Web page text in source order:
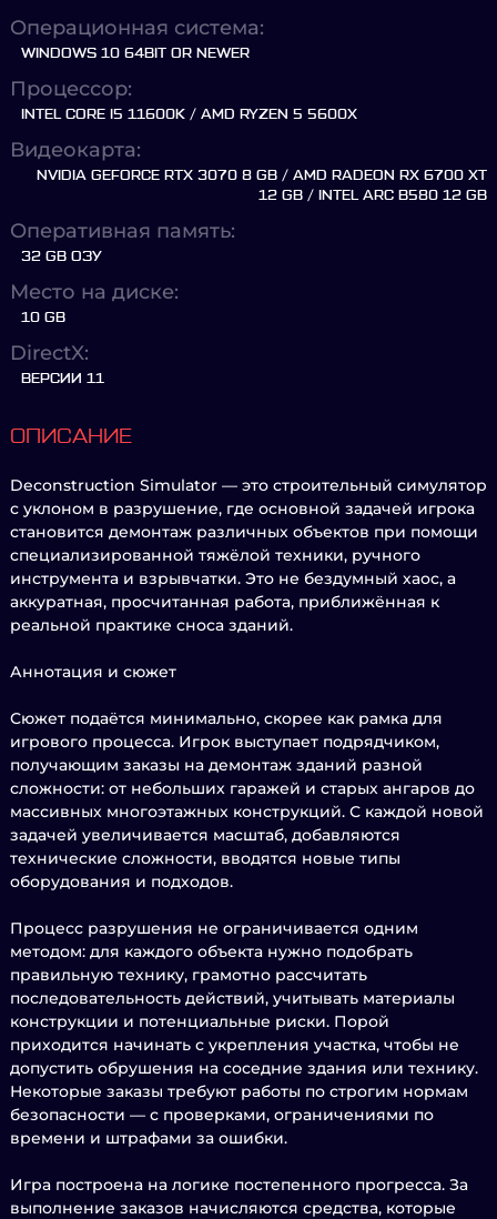
Операционная система:
WINDOWS 10 64BIT OR NEWER
Процессор:
INTEL CORE I5 11600K / AMD RYZEN 5 5600X
Видеокарта:
NVIDIA GEFORCE RTX 3070 8 GB / AMD RADEON RX 6700 XT
12 GB / INTEL ARC B580 12 GB
Оперативная память:
32 GB ОЗУ
Место на диске:
10 GB
DirectX:
ВЕРСИИ 11
ОПИСАНИЕ
Deconstruction Simulator — это строительный симулятор
с уклоном в разрушение, где основной задачей игрока
становится демонтаж различных объектов при помощи
специализированной тяжёлой техники, ручного
инструмента и взрывчатки. Это не бездумный хаос, а
аккуратная, просчитанная работа, приближённая к
реальной практике сноса зданий.
Аннотация и сюжет
Сюжет подаётся минимально, скорее как рамка для
игрового процесса. Игрок выступает подрядчиком,
получающим заказы на демонтаж зданий разной
сложности: от небольших гаражей и старых ангаров до
массивных многоэтажных конструкций. С каждой новой
задачей увеличивается масштаб, добавляются
технические сложности, вводятся новые типы
оборудования и подходов.
Процесс разрушения не ограничивается одним
методом: для каждого объекта нужно подобрать
правильную технику, грамотно рассчитать
последовательность действий, учитывать материалы
конструкции и потенциальные риски. Порой
приходится начинать с укрепления участка, чтобы не
допустить обрушения на соседние здания или технику.
Некоторые заказы требуют работы по строгим нормам
безопасности — с проверками, ограничениями по
времени и штрафами за ошибки.
Игра построена на логике постепенного прогресса. За
выполнение заказов начисляются средства, которые